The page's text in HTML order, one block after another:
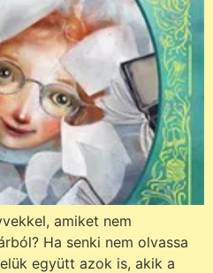
amiket nem
Ha senki nem olvassa
együtt azok is, akik a